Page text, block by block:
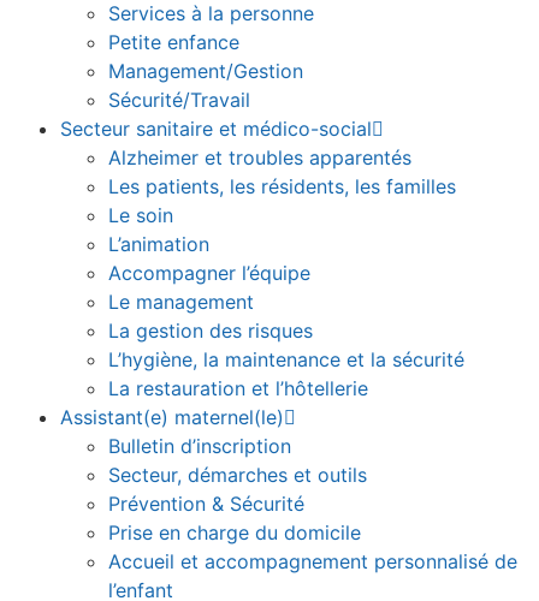
Services à la personne
Petite enfance
Management/Gestion
Sécurité/Travail
Secteur sanitaire et médico-social
Alzheimer et troubles apparentés
Les patients, les résidents, les familles
Le soin
L’animation
Accompagner l’équipe
Le management
La gestion des risques
L’hygiène, la maintenance et la sécurité
La restauration et l’hôtellerie
Assistant(e) maternel(le)
Bulletin d’inscription
Secteur, démarches et outils
Prévention & Sécurité
Prise en charge du domicile
Accueil et accompagnement personnalisé de
l’enfant